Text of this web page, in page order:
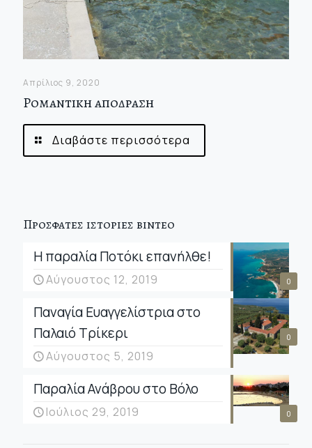
Απρίλιος 9, 2020
Ρομαντικη αποδραση
Διαβάστε περισσότερα
Προσφατες ιστοριες βιντεο
0
Η παραλία Ποτόκι επανήλθε!
Αύγουστος 12, 2019
0
Παναγία Ευαγγελίστρια στο
Παλαιό Τρίκερι
Αύγουστος 5, 2019
0
Παραλία Ανάβρου στο Βόλο
Ιούλιος 29, 2019